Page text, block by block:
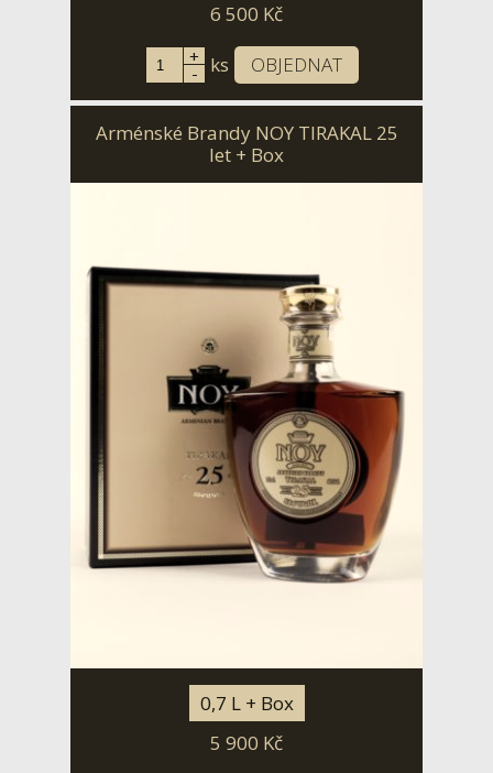
6 500 Kč
+
- ks OBJEDNAT
Arménské Brandy NOY TIRAKAL 25
let + Box
0,7 L + Box
5 900 Kč